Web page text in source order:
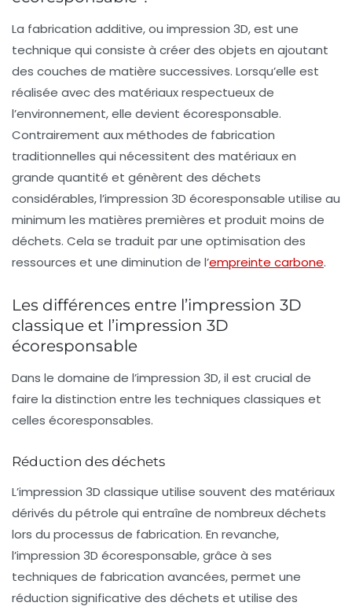
La fabrication additive, ou impression 3D, est une
technique qui consiste à créer des objets en ajoutant
des couches de matière successives. Lorsqu’elle est
réalisée avec des matériaux respectueux de
l’environnement, elle devient écoresponsable.
Contrairement aux méthodes de fabrication
traditionnelles qui nécessitent des matériaux en
grande quantité et génèrent des déchets
considérables, l’impression 3D écoresponsable utilise au
minimum les matières premières et produit moins de
déchets. Cela se traduit par une optimisation des
ressources et une diminution de l’empreinte carbone.
Les différences entre l’impression 3D
classique et l’impression 3D
écoresponsable
Dans le domaine de l’impression 3D, il est crucial de
faire la distinction entre les techniques classiques et
celles écoresponsables.
Réduction des déchets
L’impression 3D classique utilise souvent des matériaux
dérivés du pétrole qui entraîne de nombreux déchets
lors du processus de fabrication. En revanche,
l’impression 3D écoresponsable, grâce à ses
techniques de fabrication avancées, permet une
réduction significative des déchets et utilise des